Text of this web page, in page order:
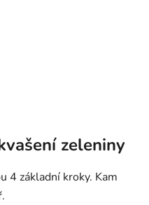
zeleniny
4 základní kroky. Kam